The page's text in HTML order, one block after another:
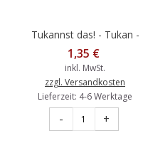
Tukannst das! - Tukan -
Gisela Herberger -
Postkarte
1,35 €
inkl. MwSt.
zzgl. Versandkosten
Lieferzeit: 4-6 Werktage
- +